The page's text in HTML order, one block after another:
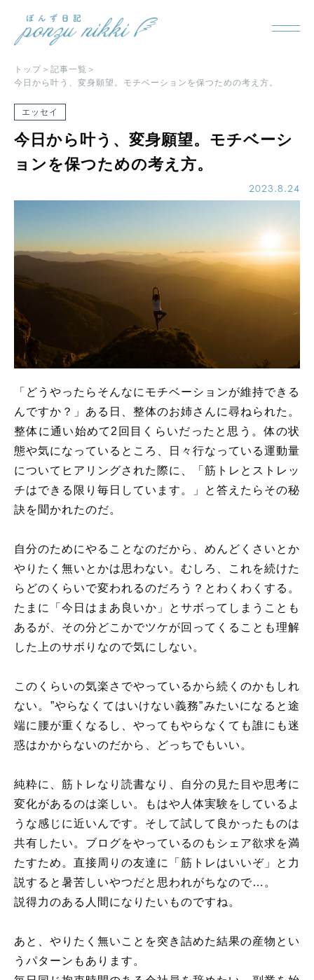
トップ
記事一覧
今日から叶う、変身願望。モチベーションを保つための考え方。
エッセイ
今日から叶う、変身願望。モチベーシ
ョンを保つための考え方。
2023.8.24
「どうやったらそんなにモチベーションが維持できる
んですか？」ある日、整体のお姉さんに尋ねられた。
整体に通い始めて2回目くらいだったと思う。体の状
態や気になっているところ、日々行なっている運動量
についてヒアリングされた際に、「筋トレとストレッ
チはできる限り毎日しています。」と答えたらその秘
訣を聞かれたのだ。
自分のためにやることなのだから、めんどくさいとか
やりたく無いとかは思わない。むしろ、これを続けた
らどのくらいで変われるのだろう？とわくわくする。
たまに「今日はまあ良いか」とサボってしまうことも
あるが、その分どこかでツケが回ってくることも理解
した上のサボりなので気にしない。
このくらいの気楽さでやっているから続くのかもしれ
ない。”やらなくてはいけない義務”みたいになると途
端に腰が重くなるし、やってもやらなくても誰にも迷
惑はかからないのだから、どっちでもいい。
純粋に、筋トレなり読書なり、自分の見た目や思考に
変化があるのは楽しい。もはや人体実験をしているよ
うな感じに近いんです。そして試して良かったものは
共有したい。ブログをやっているのもシェア欲求を満
たすため。直接周りの友達に「筋トレはいいぞ」と力
説すると暑苦しいやつだと思われがちなので…。
説得力のある人間になりたいものですね。
あと、やりたく無いことを突き詰めた結果の産物とい
うパターンもあります。